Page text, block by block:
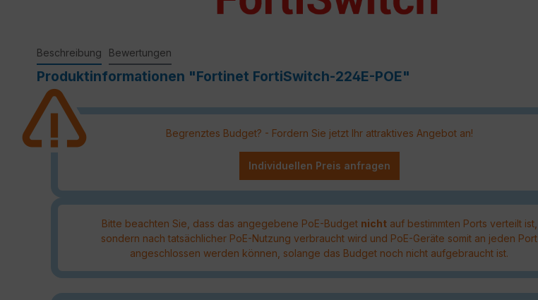
Beschreibung Bewertungen
Produktinformationen "Fortinet FortiSwitch-224E-POE"
Begrenztes Budget? - Fordern Sie jetzt Ihr attraktives Angebot an!
Individuellen Preis anfragen
Bitte beachten Sie, dass das angegebene PoE-Budget nichtauf bestimmten Ports verteilt ist,
sondern nach tatsächlicher PoE-Nutzung verbraucht wird und PoE-Geräte somit an jeden Port
angeschlossen werden können, solange das Budget noch nicht aufgebraucht ist.